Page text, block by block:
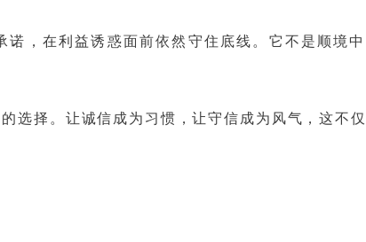
诺，在利益诱惑面前依然守住底线。它不是顺境
选择。让诚信成为习惯，让守信成为风气，这不